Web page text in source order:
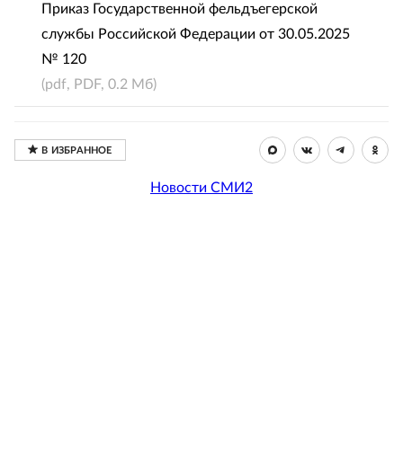
Приказ Государственной фельдъегерской
службы Российской Федерации от 30.05.2025
№ 120
(pdf, PDF, 0.2 Мб)
Новости СМИ2